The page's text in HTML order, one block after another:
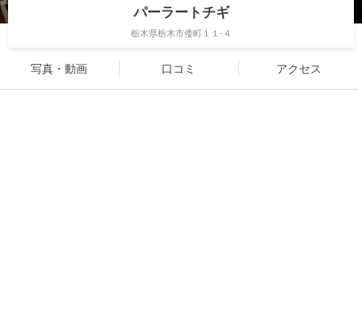
パーラートチギ
栃木県栃木市倭町１１-４
写真・動画 口コミ アクセス